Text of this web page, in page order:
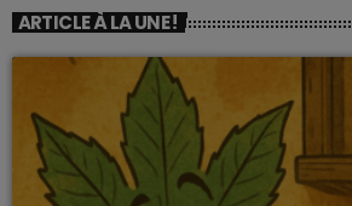
ARTICLE À LA UNE !